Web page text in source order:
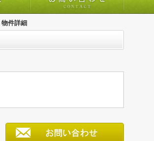
物件詳細